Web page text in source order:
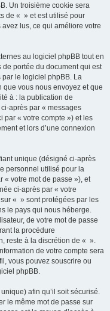
Un troisième cookie sera
de « » et est utilisé pour
lus, ce qui améliore votre
au logiciel phpBB tout en
portée du document qui est
le logiciel phpBB. La
que vous nous envoyez et que
à : la publication de
après par « messages
par « votre compte ») et les
et lors d’une connexion
unique (désigné ci-après
personnel utilisé pour la
« votre mot de passe »), et
ci-après par « votre
« » sont protégées par les
le pays qui nous héberge.
de votre mot de passe
la procédure
reste à la discrétion de « ».
de votre compte sera
vous pouvez souscrire ou
phpBB.
afin qu’il soit sécurisé.
le même mot de passe sur